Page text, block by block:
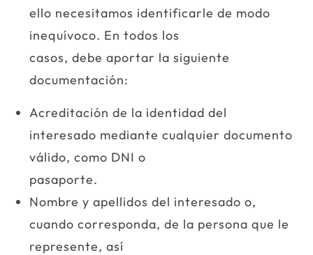
ello necesitamos identificarle de modo
inequívoco. En todos los
casos, debe aportar la siguiente
documentación:
Acreditación de la identidad del
interesado mediante cualquier documento
válido, como DNI o
pasaporte.
Nombre y apellidos del interesado o,
cuando corresponda, de la persona que le
represente, así